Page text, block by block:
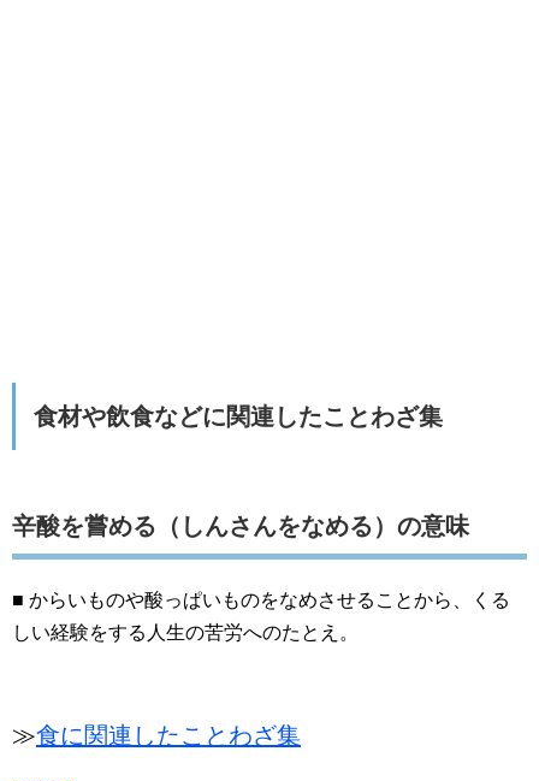
食材や飲食などに関連したことわざ集
辛酸を嘗める（しんさんをなめる）の意味
■ からいものや酸っぱいものをなめさせることから、くる
しい経験をする人生の苦労へのたとえ。
≫食に関連したことわざ集